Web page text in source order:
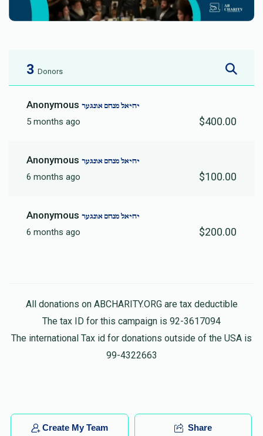
3 Donors
Anonymous יחיאל מנחם אונגער
5 months ago $400.00
Anonymous יחיאל מנחם אונגער
6 months ago $100.00
Anonymous יחיאל מנחם אונגער
6 months ago $200.00
All donations on ABCHARITY.ORG are tax deductible
The tax ID for this campaign is 92-3617094
The international Tax id for donations outside of the USA is
99-4322663
Create My Team Share